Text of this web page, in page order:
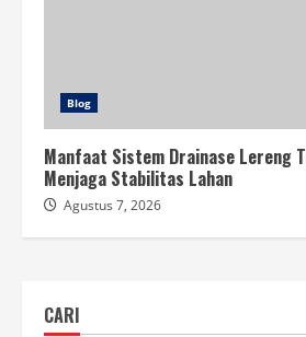
Blog
Manfaat Sistem Drainase Lereng
Menjaga Stabilitas Lahan
Agustus 7, 2026
CARI